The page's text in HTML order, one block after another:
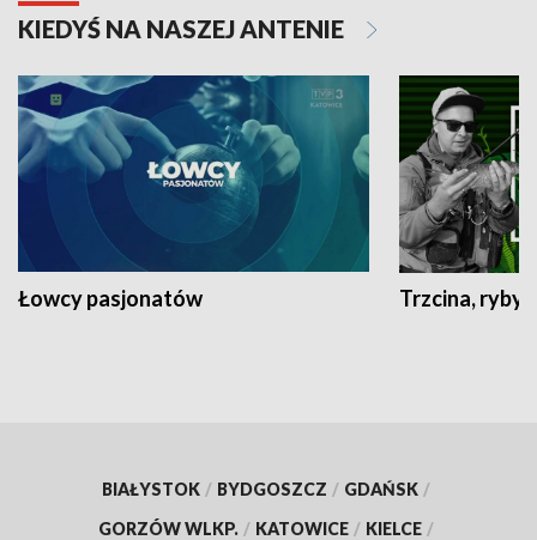
KIEDYŚ NA NASZEJ ANTENIE
Łowcy pasjonatów Trzcina, ryby
BIAŁYSTOK / BYDGOSZCZ / GDAŃSK /
GORZÓW WLKP. / KATOWICE / KIELCE /